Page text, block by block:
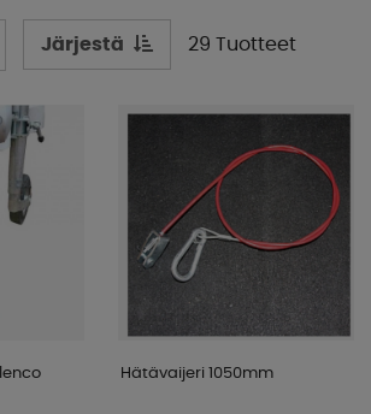
Järjestä 29 Tuotteet
Hätävaijeri 1050mm